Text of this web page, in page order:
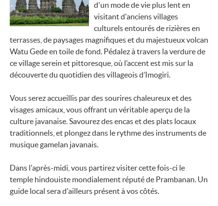
d'un mode de vie plus lent en
visitant d'anciens villages
culturels entourés de rizières en
terrasses, de paysages magnifiques et du majestueux volcan
Watu Gede en toile de fond. Pédalez à travers la verdure de
ce village serein et pittoresque, où l’accent est mis sur la
découverte du quotidien des villageois d’Imogiri.
Vous serez accueillis par des sourires chaleureux et des
visages amicaux, vous offrant un véritable aperçu de la
culture javanaise. Savourez des encas et des plats locaux
traditionnels, et plongez dans le rythme des instruments de
musique gamelan javanais.
Dans l'après-midi, vous partirez visiter cette fois-ci le
temple hindouiste mondialement réputé de Prambanan. Un
guide local sera d'ailleurs présent à vos côtés.